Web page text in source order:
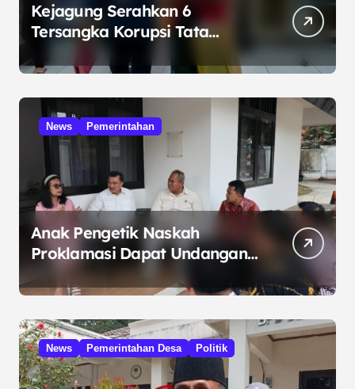
Kejagung Serahkan 6
Tersangka Korupsi Tata
Kelola Minyak ke Penuntut
Umum
News Pemerintahan
Anak Pengetik Naskah
Proklamasi Dapat Undangan
HUT RI dari Presiden
Prabowo
News Pemerintahan Desa Politik